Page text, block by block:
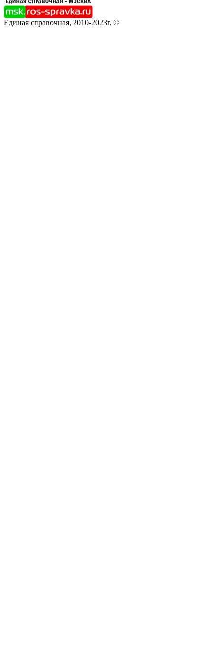
Единая справочная, 2010-2023г. ©